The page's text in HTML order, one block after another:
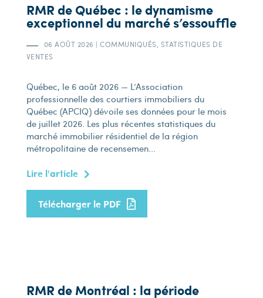
RMR de Québec : le dynamisme
exceptionnel du marché s’essouffle
06 AOÛT 2026 | COMMUNIQUÉS, STATISTIQUES DE
VENTES
Québec, le 6 août 2026 — L’Association
professionnelle des courtiers immobiliers du
Québec (APCIQ) dévoile ses données pour le mois
de juillet 2026. Les plus récentes statistiques du
marché immobilier résidentiel de la région
métropolitaine de recensemen...
Lire l'article
Télécharger le PDF
RMR de Montréal : la période